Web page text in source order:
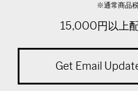
※通常商品
15,000円以上
Get Email